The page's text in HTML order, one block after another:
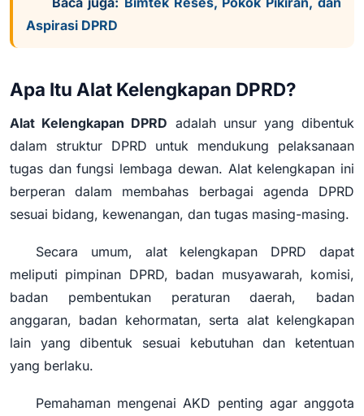
Aspirasi DPRD
Apa Itu Alat Kelengkapan DPRD?
Alat Kelengkapan DPRD adalah unsur yang dibentuk
dalam struktur DPRD untuk mendukung pelaksanaan
tugas dan fungsi lembaga dewan. Alat kelengkapan ini
berperan dalam membahas berbagai agenda DPRD
sesuai bidang, kewenangan, dan tugas masing-masing.
Secara umum, alat kelengkapan DPRD dapat
meliputi pimpinan DPRD, badan musyawarah, komisi,
badan pembentukan peraturan daerah, badan
anggaran, badan kehormatan, serta alat kelengkapan
lain yang dibentuk sesuai kebutuhan dan ketentuan
yang berlaku.
Pemahaman mengenai AKD penting agar anggota